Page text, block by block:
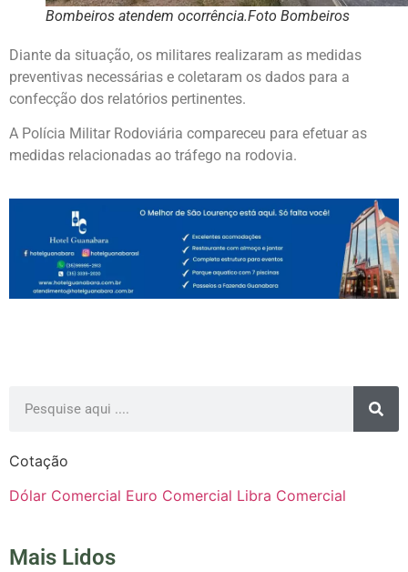
Bombeiros atendem ocorrência.Foto Bombeiros
Diante da situação, os militares realizaram as medidas
preventivas necessárias e coletaram os dados para a
confecção dos relatórios pertinentes.
A Polícia Militar Rodoviária compareceu para efetuar as
medidas relacionadas ao tráfego na rodovia.
Cotação
Dólar Comercial Euro Comercial Libra Comercial
Mais Lidos